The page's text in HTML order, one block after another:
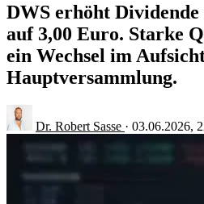
DWS erhöht
auf 3,00 Euro. Starke
ein Wechsel im
Hauptversammlung.
Dr. Robert Sasse · 03.06.2026,